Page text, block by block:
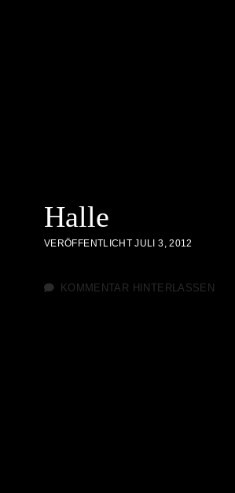
Halle
VERÖFFENTLICHT JULI 3, 2012
KOMMENTAR HINTERLASSEN